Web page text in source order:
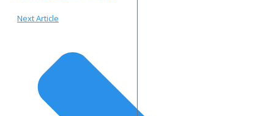
Next Article